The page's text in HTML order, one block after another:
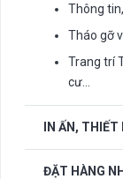
Thông
Tháo gỡ
Trang trí
cư…
IN ẤN,
ĐẶT HÀNG